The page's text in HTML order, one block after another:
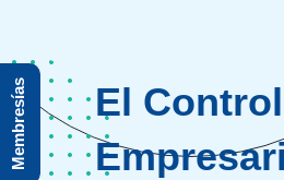
El
Membresías